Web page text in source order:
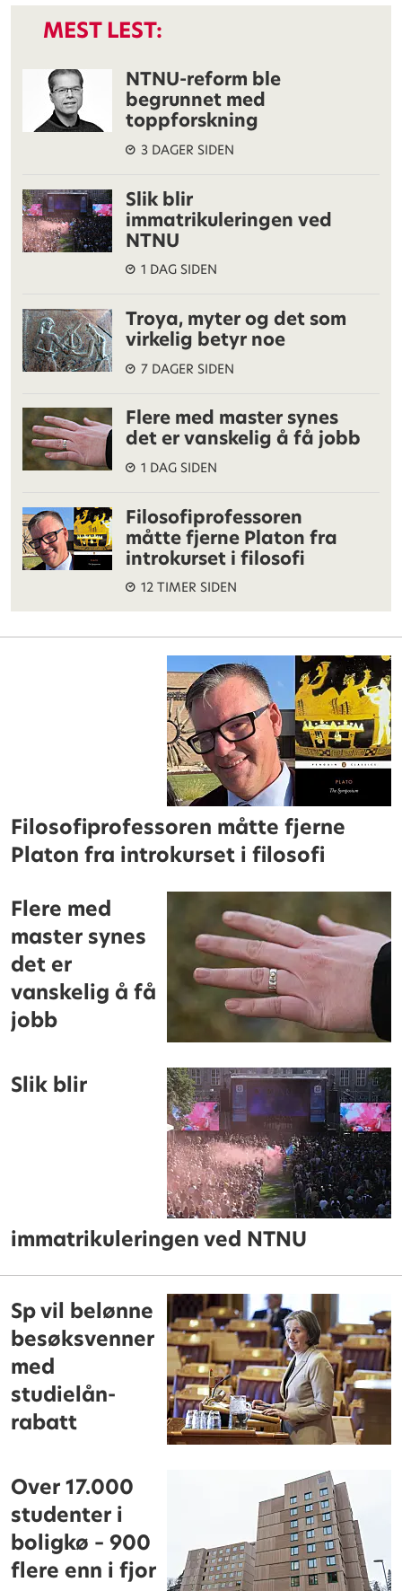
MEST LEST:
NTNU-reform ble
begrunnet med
toppforskning
3 DAGER SIDEN
Slik blir
immatrikuleringen ved
NTNU
1 DAG SIDEN
Troya, myter og det som
virkelig betyr noe
7 DAGER SIDEN
Flere med master synes
det er vanskelig å få jobb
1 DAG SIDEN
Filosofiprofessoren
måtte fjerne Platon fra
introkurset i filosofi
12 TIMER SIDEN
Filosofiprofessoren måtte fjerne
Platon fra introkurset i filosofi
Flere med
master synes
det er
vanskelig å få
jobb
Slik blir
immatrikuleringen ved NTNU
Sp vil belønne
besøksvenner
med
studielån-
rabatt
Over 17.000
studenter i
boligkø – 900
flere enn i fjor